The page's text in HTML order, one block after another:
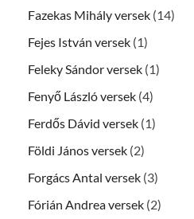
Fazekas Mihály versek (14)
Fejes István versek (1)
Feleky Sándor versek (1)
Fenyő László versek (4)
Ferdős Dávid versek (1)
Földi János versek (2)
Forgács Antal versek (3)
Fórián Andrea versek (2)